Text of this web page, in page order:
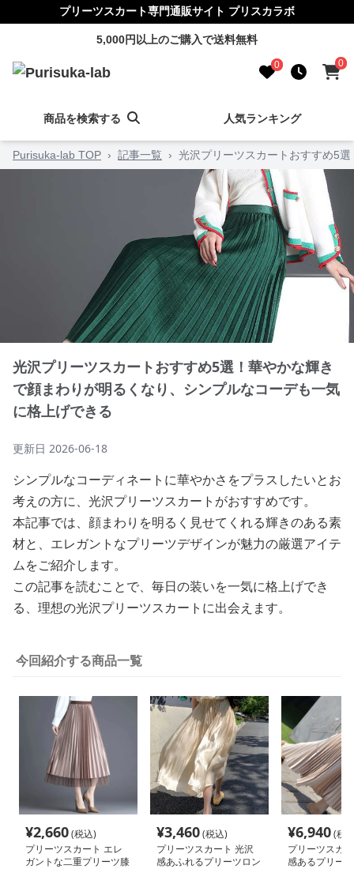
プリーツスカート専門通販サイト プリスカラボ
5,000円以上のご購入で送料無料
0 0
商品を検索する 人気ランキング
Purisuka-lab TOP › 記事一覧 › 光沢プリーツスカートおすすめ5
光沢プリーツスカートおすすめ5選！華やかな輝き
で顔まわりが明るくなり、シンプルなコーデも一気
に格上げできる
更新日 2026-06-18
シンプルなコーディネートに華やかさをプラスしたいとお
考えの方に、光沢プリーツスカートがおすすめです。
本記事では、顔まわりを明るく見せてくれる輝きのある素
材と、エレガントなプリーツデザインが魅力の厳選アイテ
ムをご紹介します。
この記事を読むことで、毎日の装いを一気に格上げでき
る、理想の光沢プリーツスカートに出会えます。
今回紹介する商品一覧
¥2,660(税込)
プリーツスカート エレ
ガントな二重プリーツ膝
¥3,460(税込)
プリーツスカート 光沢
感あふれるプリーツロン
¥6,940(税
プリーツスカ
感あるプリー